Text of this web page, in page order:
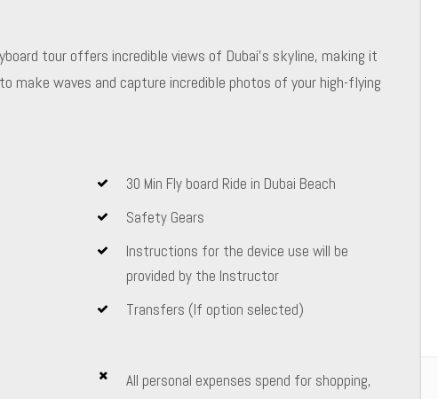
tour offers incredible views of Dubai’s skyline, making it
make waves and capture incredible photos of your high-flying
30 Min Fly board Ride in Dubai Beach
Safety Gears
Instructions for the device use will be
provided by the Instructor
Transfers (If option selected)
All personal expenses spend for shopping,